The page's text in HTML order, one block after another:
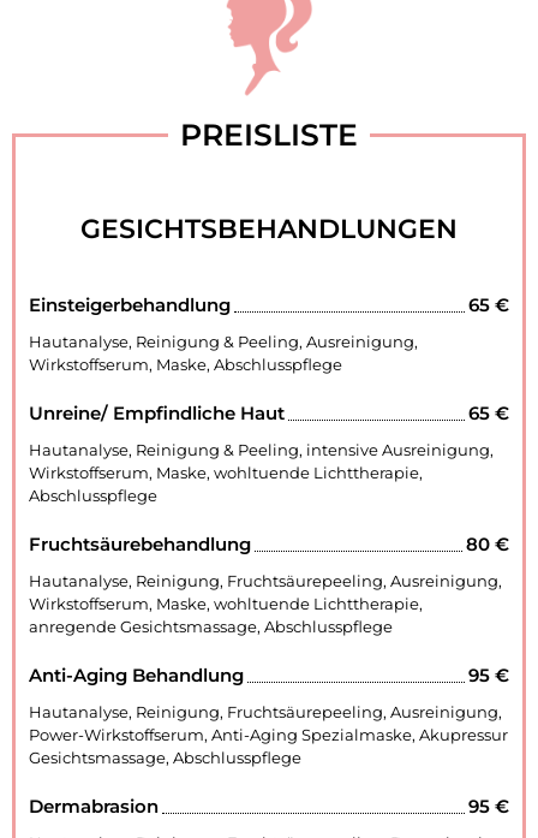
PREISLISTE
GESICHTSBEHANDLUNGEN
Einsteigerbehandlung 65 €
Hautanalyse, Reinigung & Peeling, Ausreinigung,
Wirkstoffserum, Maske, Abschlusspflege
Unreine/ Empfindliche Haut 65 €
Hautanalyse, Reinigung & Peeling, intensive Ausreinigung,
Wirkstoffserum, Maske, wohltuende Lichttherapie,
Abschlusspflege
Fruchtsäurebehandlung 80 €
Hautanalyse, Reinigung, Fruchtsäurepeeling, Ausreinigung,
Wirkstoffserum, Maske, wohltuende Lichttherapie,
anregende Gesichtsmassage, Abschlusspflege
Anti-Aging Behandlung 95 €
Hautanalyse, Reinigung, Fruchtsäurepeeling, Ausreinigung,
Power-Wirkstoffserum, Anti-Aging Spezialmaske, Akupressur
Gesichtsmassage, Abschlusspflege
Dermabrasion 95 €